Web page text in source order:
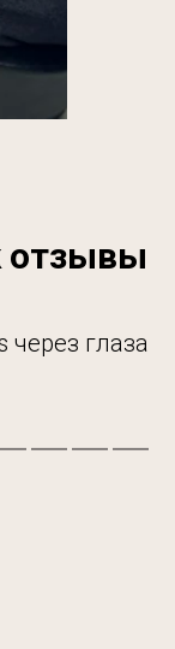
отзывы
через глаза